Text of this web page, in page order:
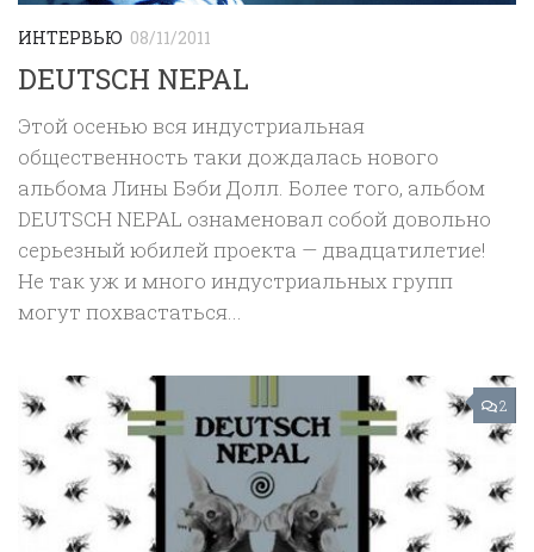
ИНТЕРВЬЮ 08/11/2011
DEUTSCH NEPAL
Этой осенью вся индустриальная
общественность таки дождалась нового
альбома Лины Бэби Долл. Более того, альбом
DEUTSCH NEPAL ознаменовал собой довольно
серьезный юбилей проекта — двадцатилетие!
Не так уж и много индустриальных групп
могут похвастаться...
2